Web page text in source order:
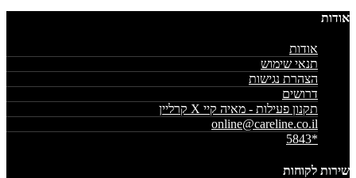
אודות
אודות
תנאי שימוש
הצהרת נגישות
דרושים
תקנון פעילות - מאיה קיי X קרליין
online@careline.co.il
*5843
שירות לקוחות